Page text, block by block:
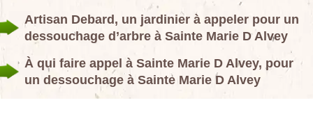
Artisan Debard, un jardinier à appeler pour un
dessouchage d’arbre à Sainte Marie D Alvey
À qui faire appel à Sainte Marie D Alvey, pour
un dessouchage à Sainte Marie D Alvey